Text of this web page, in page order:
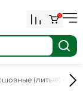
0
(литые)